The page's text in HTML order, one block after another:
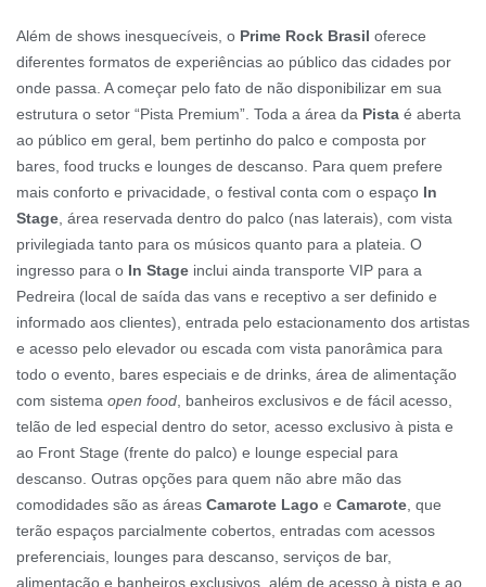
Além de shows inesquecíveis, o Prime Rock Brasil oferece
diferentes formatos de experiências ao público das cidades por
onde passa. A começar pelo fato de não disponibilizar em sua
estrutura o setor “Pista Premium”. Toda a área da Pista é aberta
ao público em geral, bem pertinho do palco e composta por
bares, food trucks e lounges de descanso. Para quem prefere
mais conforto e privacidade, o festival conta com o espaço In
Stage, área reservada dentro do palco (nas laterais), com vista
privilegiada tanto para os músicos quanto para a plateia. O
ingresso para o In Stage inclui ainda transporte VIP para a
Pedreira (local de saída das vans e receptivo a ser definido e
informado aos clientes), entrada pelo estacionamento dos artistas
e acesso pelo elevador ou escada com vista panorâmica para
todo o evento, bares especiais e de drinks, área de alimentação
com sistema open food, banheiros exclusivos e de fácil acesso,
telão de led especial dentro do setor, acesso exclusivo à pista e
ao Front Stage (frente do palco) e lounge especial para
descanso. Outras opções para quem não abre mão das
comodidades são as áreas Camarote Lago e Camarote, que
terão espaços parcialmente cobertos, entradas com acessos
preferenciais, lounges para descanso, serviços de bar,
alimentação e banheiros exclusivos, além de acesso à pista e ao